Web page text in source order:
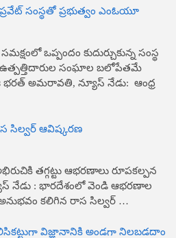
సంస్థతో ప్రభుత్వం ఎంఓయూ
ఒప్పందం కుదుర్చుకున్న సంస్థ
ఉత్పత్తిదారుల సంఘాల బలోపేతమే
భరత్ అమరావతి, న్యూస్​ నేడు: ఆంధ్ర
ఆవిష్కరణ
తగ్గట్టు ఆభరణాలు రూపకల్పన
నేడు : భారదేశంలో వెండి ఆభరణాల
కలిగిన రాస సిల్వర్ …
విజ్ఞానానికి అండగా నిలబడదాం